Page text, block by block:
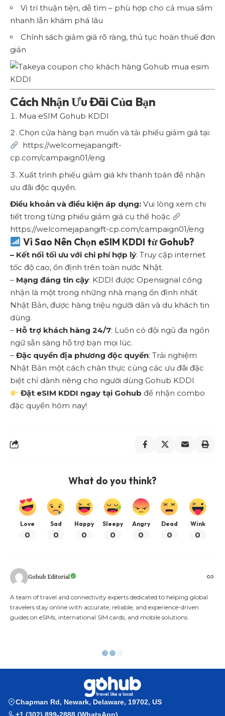
Vị trí thuận tiện, dễ tìm – phù hợp cho cả mua sắm
nhanh lẫn khám phá lâu
Chính sách giảm giá rõ ràng, thủ tục hoàn thuế đơn
giản
Cách Nhận Ưu Đãi Của Bạn
Mua eSIM Gohub KDDI
Chọn cửa hàng bạn muốn và tải phiếu giảm giá tại:
https://welcomejapangift-
cp.com/campaign01/eng
Xuất trình phiếu giảm giá khi thanh toán để nhận
ưu đãi độc quyền.
Điều khoản và điều kiện áp dụng: Vui lòng xem chi
tiết trong từng phiếu giảm giá cụ thể hoặc
https://welcomejapangift-cp.com/campaign01/eng
Vì Sao Nên Chọn eSIM KDDI từ Gohub?
– Kết nối tối ưu với chi phí hợp lý: Truy cập internet
tốc độ cao, ổn định trên toàn nước Nhật.
– Mạng đáng tin cậy: KDDI được Opensignal công
nhận là một trong những nhà mạng ổn định nhất
Nhật Bản, được hàng triệu người dân và du khách tin
dùng.
– Hỗ trợ khách hàng 24/7: Luôn có đội ngũ đa ngôn
ngữ sẵn sàng hỗ trợ bạn mọi lúc.
– Đặc quyền địa phương độc quyền: Trải nghiệm
Nhật Bản một cách chân thực cùng các ưu đãi đặc
biệt chỉ dành riêng cho người dùng Gohub KDDI
Đặt eSIM KDDI ngay tại Gohub để nhận combo
đặc quyền hôm nay!
What do you think?
Love
0
Sad
0
Happy
0
Sleepy
0
Angry
0
Dead
0
Wink
0
Gohub Editorial
A team of travel and connectivity experts dedicated to helping global
travelers stay online with accurate, reliable, and experience-driven
guides on eSIMs, international SIM cards, and mobile solutions.